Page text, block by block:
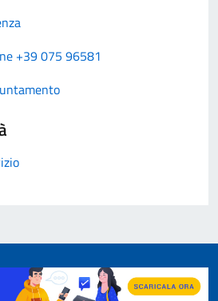
+39 075 96581